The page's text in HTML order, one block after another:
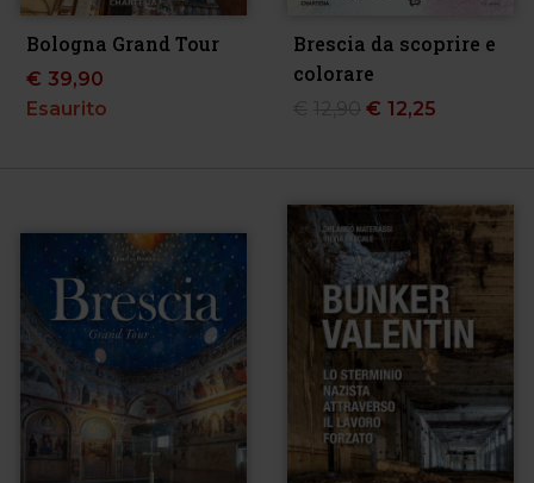
Bologna Grand Tour
€ 39,90
Esaurito
Brescia da scoprire e
colorare
€ 12,25